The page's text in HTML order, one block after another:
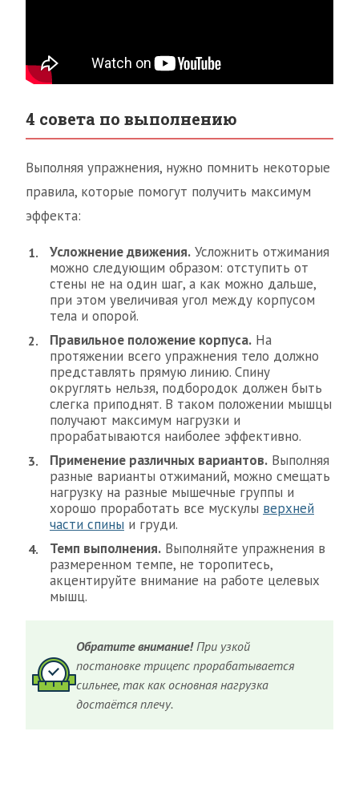
4 совета по выполнению
Выполняя упражнения, нужно помнить некоторые
правила, которые помогут получить максимум
эффекта:
Усложнение движения. Усложнить отжимания
можно следующим образом: отступить от
стены не на один шаг, а как можно дальше,
при этом увеличивая угол между корпусом
тела и опорой.
Правильное положение корпуса. На
протяжении всего упражнения тело должно
представлять прямую линию. Спину
округлять нельзя, подбородок должен быть
слегка приподнят. В таком положении мышцы
получают максимум нагрузки и
прорабатываются наиболее эффективно.
Применение различных вариантов. Выполняя
разные варианты отжиманий, можно смещать
нагрузку на разные мышечные группы и
хорошо проработать все мускулы верхней
части спины и груди.
Темп выполнения. Выполняйте упражнения в
размеренном темпе, не торопитесь,
акцентируйте внимание на работе целевых
мышц.
Обратите внимание!При узкой
постановке трицепс прорабатывается
сильнее, так как основная нагрузка
достаётся плечу.